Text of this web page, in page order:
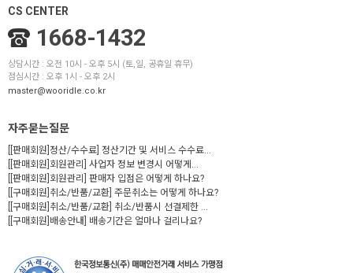
CS CENTER
1668-1432
상담시간 : 오전 10시 - 오후 5시 (토,일, 공휴일 휴무)
점심시간 : 오후 1시 - 오후 2시
master@wooridle.co.kr
자주묻는질문
[[판매회원]정산/수수료] 정산기간 및 서비스 수수료...
[[판매회원]회원관리] 사업자 정보 변경시 어떻게...
[[판매회원]회원관리] 판매자 입점은 어떻게 하나요?
[[구매회원]취소/반품/교환] 주문취소는 어떻게 하나요?
[[구매회원]취소/반품/교환] 취소/반품시 선결제한 ...
[[구매회원]배송안내] 배송기간은 얼마나 걸리나요?